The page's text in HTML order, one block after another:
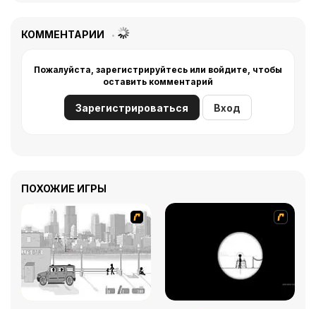
КОММЕНТАРИИ
Пожалуйста, зарегистрируйтесь или войдите, чтобы
оставить комментарий
Зарегистрироваться Вход
ПОХОЖИЕ ИГРЫ